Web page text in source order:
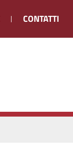
CONTATTI